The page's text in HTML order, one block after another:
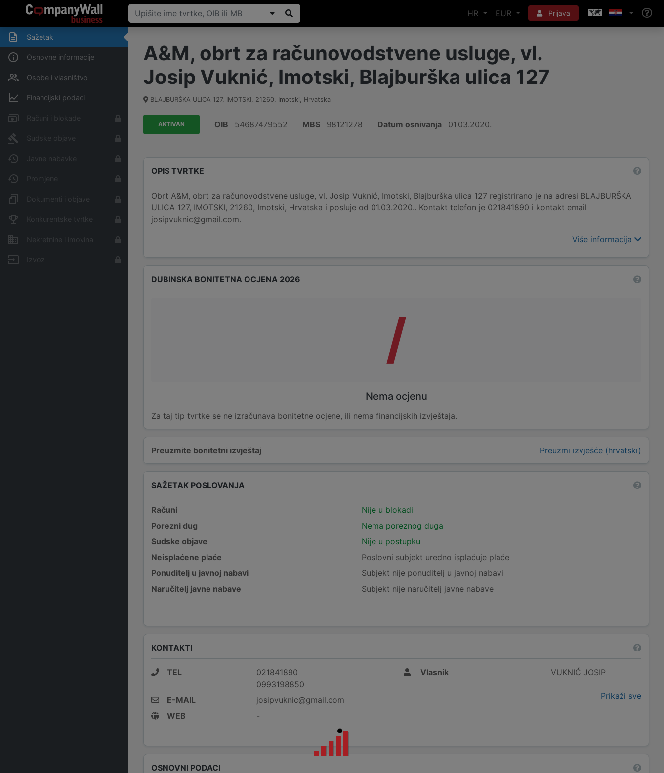
HR EUR Prijava
Sažetak
Osnovne informacije
Osobe i vlasništvo
Financijski podaci
Računi i blokade
Sudske objave
Javne nabavke
Promjene
Dokumenti i objave
Konkurentske tvrtke
Nekretnine i imovina
Izvoz
A&M, obrt za računovodstvene usluge, vl.
Josip Vuknić, Imotski, Blajburška ulica 127
BLAJBURŠKA ULICA 127, IMOTSKI, 21260, Imotski, Hrvatska
AKTIVAN OIB 54687479552 MBS 98121278 Datum osnivanja 01.03.2020.
OPIS TVRTKE
Obrt A&M, obrt za računovodstvene usluge, vl. Josip Vuknić, Imotski, Blajburška ulica 127 registrirano je na adresi BLAJBURŠKA
ULICA 127, IMOTSKI, 21260, Imotski, Hrvatska i posluje od 01.03.2020.. Kontakt telefon je 021841890 i kontakt email
josipvuknic@gmail.com.
Više informacija
Preuzmite bonitetni izvještaj Preuzmi izvješće (hrvatski)
DUBINSKA BONITETNA OCJENA 2026
/
Nema ocjenu
Za taj tip tvrtke se ne izračunava bonitetne ocjene, ili nema financijskih izvještaja.
SAŽETAK POSLOVANJA
Računi
Nije u blokadi
Porezni dug
Nema poreznog duga
Sudske objave
Nije u postupku
Neisplaćene plaće
Poslovni subjekt uredno isplaćuje plaće
Ponuditelj u javnoj nabavi
Subjekt nije ponuditelj u javnoj nabavi
Naručitelj javne nabave
Subjekt nije naručitelj javne nabave
KONTAKTI
TEL
021841890
0993198850
E-MAIL
josipvuknic@gmail.com
WEB
-
Vlasnik VUKNIĆ JOSIP
Prikaži sve
OSNOVNI PODACI